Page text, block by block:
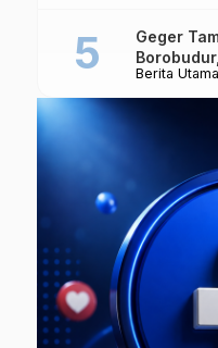
Berita Utama
Geger
Alat Berat